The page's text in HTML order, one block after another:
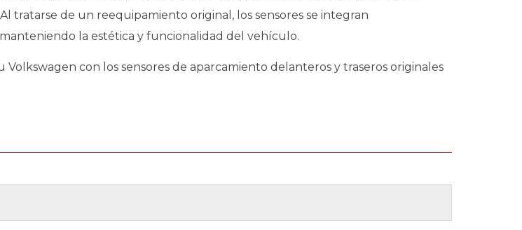
tratarse de un reequipamiento original, los sensores se integran
la estética y funcionalidad del vehículo.
con los sensores de aparcamiento delanteros y traseros originales